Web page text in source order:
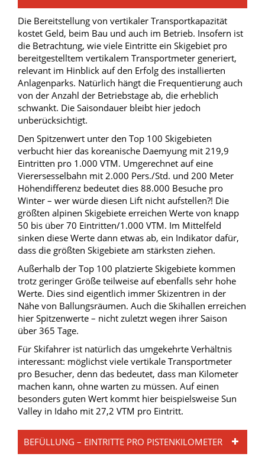
Die Bereitstellung von vertikaler Transportkapazität
kostet Geld, beim Bau und auch im Betrieb. Insofern ist
die Betrachtung, wie viele Eintritte ein Skigebiet pro
bereitgestelltem vertikalem Transportmeter generiert,
relevant im Hinblick auf den Erfolg des installierten
Anlagenparks. Natürlich hängt die Frequentierung auch
von der Anzahl der Betriebstage ab, die erheblich
schwankt. Die Saisondauer bleibt hier jedoch
unberücksichtigt.
Den Spitzenwert unter den Top 100 Skigebieten
verbucht hier das koreanische Daemyung mit 219,9
Eintritten pro 1.000 VTM. Umgerechnet auf eine
Vierersesselbahn mit 2.000 Pers./Std. und 200 Meter
Höhendifferenz bedeutet dies 88.000 Besuche pro
Winter – wer würde diesen Lift nicht aufstellen?! Die
größten alpinen Skigebiete erreichen Werte von knapp
50 bis über 70 Eintritten/1.000 VTM. Im Mittelfeld
sinken diese Werte dann etwas ab, ein Indikator dafür,
dass die größten Skigebiete am stärksten ziehen.
Außerhalb der Top 100 platzierte Skigebiete kommen
trotz geringer Größe teilweise auf ebenfalls sehr hohe
Werte. Dies sind eigentlich immer Skizentren in der
Nähe von Ballungsräumen. Auch die Skihallen erreichen
hier Spitzenwerte – nicht zuletzt wegen ihrer Saison
über 365 Tage.
Für Skifahrer ist natürlich das umgekehrte Verhältnis
interessant: möglichst viele vertikale Transportmeter
pro Besucher, denn das bedeutet, dass man Kilometer
machen kann, ohne warten zu müssen. Auf einen
besonders guten Wert kommt hier beispielsweise Sun
Valley in Idaho mit 27,2 VTM pro Eintritt.
BEFÜLLUNG – EINTRITTE PRO PISTENKILOMETER